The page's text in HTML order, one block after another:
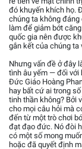
đó khuyến khích họ.
chúng ta không
làm để giảm bớt
quốc gia nên được
gắn kết của chúng ta
Nhưng vấn đề ở đây
tình âu yếm — đối với
Đức Giáo Hoàng
hay bất cứ ai trong
tinh thần không? Bởi
cho mọi câu hỏi mà
đến từ một trò chơi
đạt đạo đức. Nó đòi
có một số mong
hoặc đã quyết định